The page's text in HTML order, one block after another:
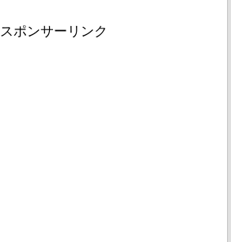
スポンサーリンク